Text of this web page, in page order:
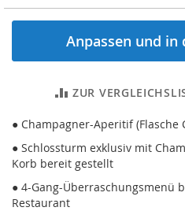
Anpassen und in
ZUR
● Champagner-Aperitif (Flasche
● Schlossturm exklusiv mit
Korb bereit gestellt
● 4-Gang-Überraschungsmenü
Restaurant